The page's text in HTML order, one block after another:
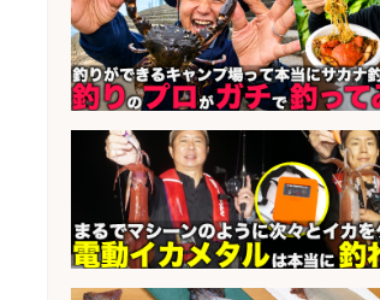
和食, 居酒屋/キッチンスタッフ/
の魚と馬刺しの店 キッチンスタ
正社員募集
会社名
天草の魚と馬刺しの店 魚粋
の魚と馬刺しの店 魚粋
sponsored by 求人ボ